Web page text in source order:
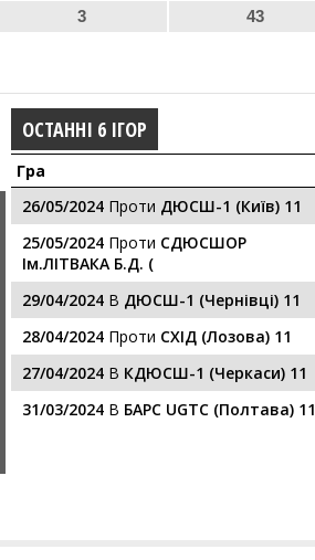
3 43
ОСТАННІ 6 ІГОР
Гра
26/05/2024 Проти ДЮСШ-1 (Київ) 11
25/05/2024 Проти СДЮСШОР
Ім.ЛІТВАКА Б.Д. (
29/04/2024 В ДЮСШ-1 (Чернівці) 11
28/04/2024 Проти СХІД (Лозова) 11
27/04/2024 В КДЮСШ-1 (Черкаси) 11
31/03/2024 В БАРС UGTC (Полтава) 11